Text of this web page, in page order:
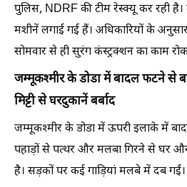
पुलिस, NDRF की टीम रेस्क्यू कर रही
मशीनें लगाई गई हैं। अधिकारियों के
सोमवार से ही सुरंग कंस्ट्रक्शन का काम रोक
जम्मूकश्मीर के डोडा में बादल फटने से
मिट्टी से घरदुकानें बर्बाद
जम्मूकश्मीर के डोडा में ऊपरी इलाके में
पहाड़ों से पत्थर और मलबा गिरने से घर
है। सड़कों पर कई गाड़ियां मलबे में दब गईं।